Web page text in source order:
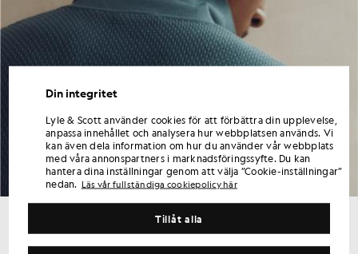
Få 15 % rabatt på din första beställning
Din integritet
Lyle & Scott använder cookies för att förbättra din upplevelse,
anpassa innehållet och analysera hur webbplatsen används. Vi
kan även dela information om hur du använder vår webbplats
med våra annonspartners i marknadsföringssyfte. Du kan
hantera dina inställningar genom att välja ”Cookie-inställningar”
nedan. Läs vår fullständiga cookiepolicy här
Tillåt alla